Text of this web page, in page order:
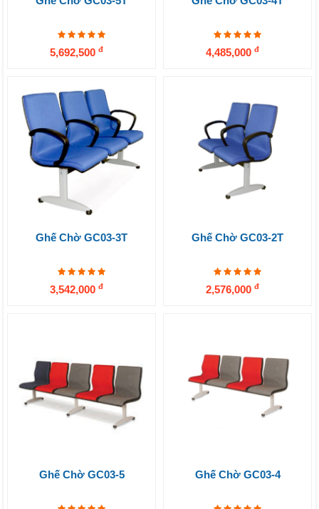
5,692,500 đ 4,485,000 đ
Ghế Chờ GC03-3T
3,542,000 đ
Ghế Chờ GC03-2T
2,576,000 đ
Ghế Chờ GC03-5 Ghế Chờ GC03-4